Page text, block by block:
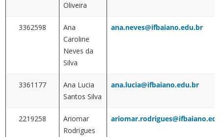
Oliveira
3362598
Ana
Caroline
Neves da
Silva
ana.neves@ifbaiano.edu.br
3361177
Ana Lucia
Santos Silva
ana.lucia@ifbaiano.edu.br
2219258
Ariomar
Rodrigues